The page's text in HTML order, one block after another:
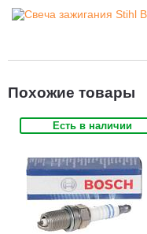
Похожие товары
Есть в наличии